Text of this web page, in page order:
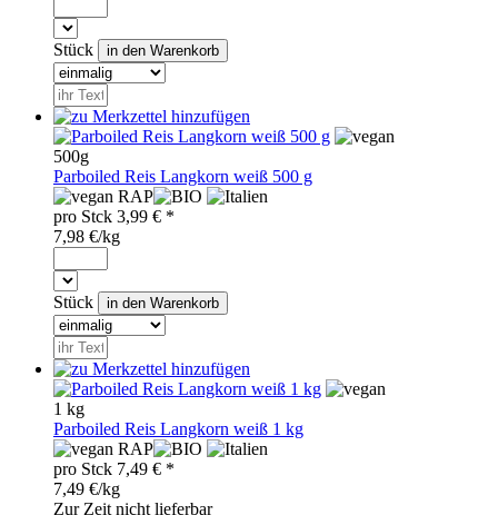
Stück
500g
Parboiled Reis Langkorn weiß 500 g
RAP
pro Stck 3,99 € *
7,98 €/kg
Stück
1 kg
Parboiled Reis Langkorn weiß 1 kg
RAP
pro Stck 7,49 € *
7,49 €/kg
Zur Zeit nicht lieferbar